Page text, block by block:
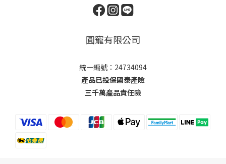
圓寵有限公司
統一編號：24734094
產品已投保國泰產險
三千萬產品責任險